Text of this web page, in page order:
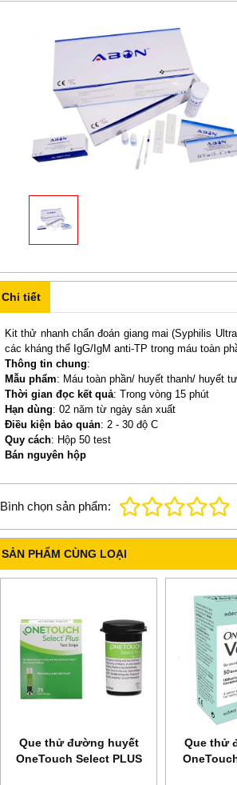
Chi tiết
Kit thử nhanh chẩn đoán giang mai (Syphilis
các kháng thể IgG/IgM anti-TP trong máu toàn
Thông tin chung:
Mẫu phẩm: Máu toàn phần/ huyết thanh/ huyết
Thời gian đọc kết quả: Trong vòng 15 phút
Hạn dùng: 02 năm từ ngày sản xuất
Điều kiện bảo quản: 2 - 30 độ C
Quy cách: Hộp 50 test
Bán nguyên hộp
Bình chọn sản phẩm:
SẢN PHẨM CÙNG LOẠI
Que thử đường huyết
OneTouch Select PLUS
Que thử